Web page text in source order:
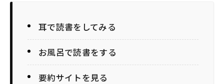
耳で読書をしてみる
お風呂で読書をする
要約サイトを見る